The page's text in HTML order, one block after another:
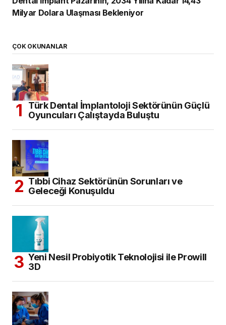
Milyar Dolara Ulaşması Bekleniyor
ÇOK OKUNANLAR
Türk Dental İmplantoloji Sektörünün Güçlü
Oyuncuları Çalıştayda Buluştu
Tıbbi Cihaz Sektörünün Sorunları ve
Geleceği Konuşuldu
Yeni Nesil Probiyotik Teknolojisi ile Prowill
3D